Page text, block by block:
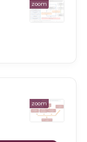
zoom
zoom